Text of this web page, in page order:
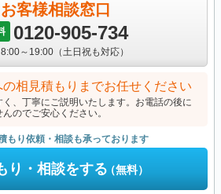
お客様相談窓口
0120-905-734
～19:00（土日祝も対応）
相見積もりまでお任せください
、丁寧にご説明いたします。お電話の後に
のでご安心ください。
もり依頼・相談も承っております
り・相談をする（無料）